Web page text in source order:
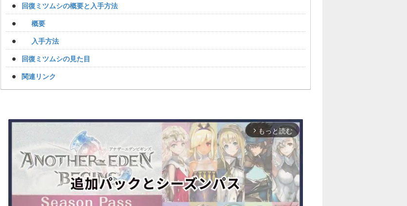
回復ミツムシの概要と入手方法
概要
入手方法
回復ミツムシの見た目
関連リンク
arrow_forward_ios もっと読む